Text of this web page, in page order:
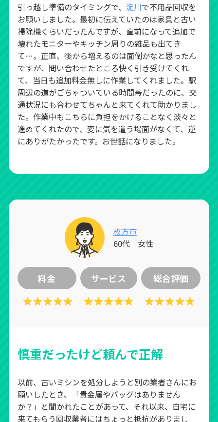
引っ越し準備のタイミングで、 淀川で不用品回収を
お願いしました。最初に伝えていたのは家具と古い
掃除機くらいだったんですが、直前になって追加で
壊れたモニターやキッチン周りの雑品も出てき
て…。正直、後から増えるのは面倒かなと思ったん
ですが、問い合わせたところ快く引き受けてくれ
て、当日も追加料金無しに作業してくれました。駅
周辺の道がごちゃついている時間帯だったのに、交
通状況にも合わせてちゃんと来てくれて助かりまし
た。作業中もこちらに負担をかけることなく淡々と
進めてくれたので、変に気を遣う場面がなくて、逆
にありがたかったです。お世話になりました。
枚方市
60代 女性
料金 サービス 総合評価
慎重だったけど頼んで正解
以前、古いミシンを処分しようと別の業者さんにお
願いしたとき、「貴金属やバッグはありません
か？」と聞かれたことがあって、それ以来、自宅に
来てもらう回収業者にはちょっと抵抗がありまし